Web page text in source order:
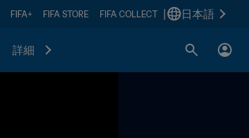
FIFA+ FIFA STORE FIFA COLLECT 日本語
詳細